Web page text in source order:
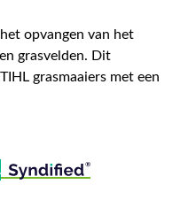
opvangen van het
grasvelden. Dit
grasmaaiers met een